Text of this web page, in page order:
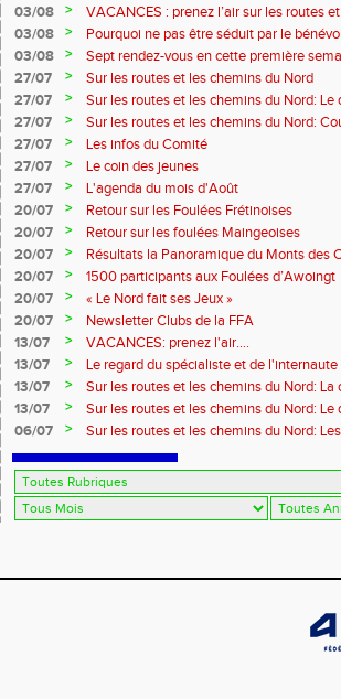
03/08 >
VACANCES : prenez l’air sur les routes
03/08
>
Pourquoi ne pas être séduit par le
?...
03/08 >
Sept rendez-vous en cette première
27/07
>
Sur les routes et les chemins du Nord
27/07
>
Sur les routes et les chemins du Nord:
27/07
>
Sur les routes et les chemins du Nord:
Marque
27/07 >
Les infos du Comité
27/07
>
Le coin des jeunes
27/07
>
L'agenda du mois d'Août
20/07
>
Retour sur les Foulées Frétinoises
20/07
>
Retour sur les foulées Maingeoises
20/07
>
Résultats la Panoramique du Monts des
20/07
>
1500 participants aux Foulées d’Awoingt
20/07
>
« Le Nord fait ses Jeux »
20/07
>
Newsletter Clubs de la FFA
13/07
>
VACANCES: prenez l'air....
13/07
>
Le regard du spécialiste et de l'internaute
13/07
>
Sur les routes et les chemins du Nord: La
13/07
>
Sur les routes et les chemins du Nord:
06/07
> Sur les routes et les chemins du Nord: